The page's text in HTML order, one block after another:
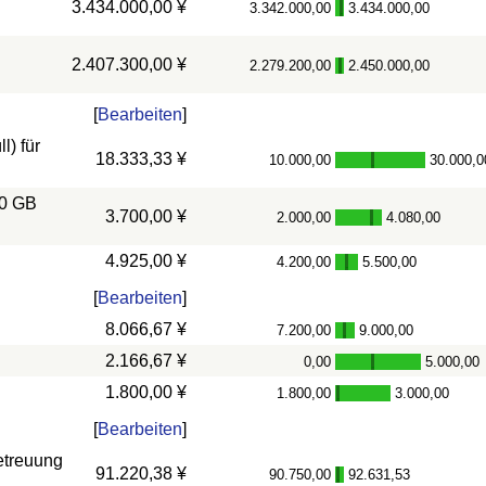
3.434.000,00 ¥ 3.342.000,00 - 3.434.000,00
2.407.300,00 ¥ 2.279.200,00 - 2.450.000,00
[Bearbeiten]
für
18.333,33 ¥ 10.000,00 -
GB
3.700,00 ¥ 2.000,00 - 4.080,00
4.925,00 ¥ 4.200,00 - 5.500,00
[Bearbeiten]
8.066,67 ¥
7.200,00 - 9.000,00
2.166,67 ¥ 0,00 - 5.000,00
1.800,00 ¥ 1.800,00 - 3.000,00
[Bearbeiten]
91.220,38 ¥ 90.750,00 - 92.631,53